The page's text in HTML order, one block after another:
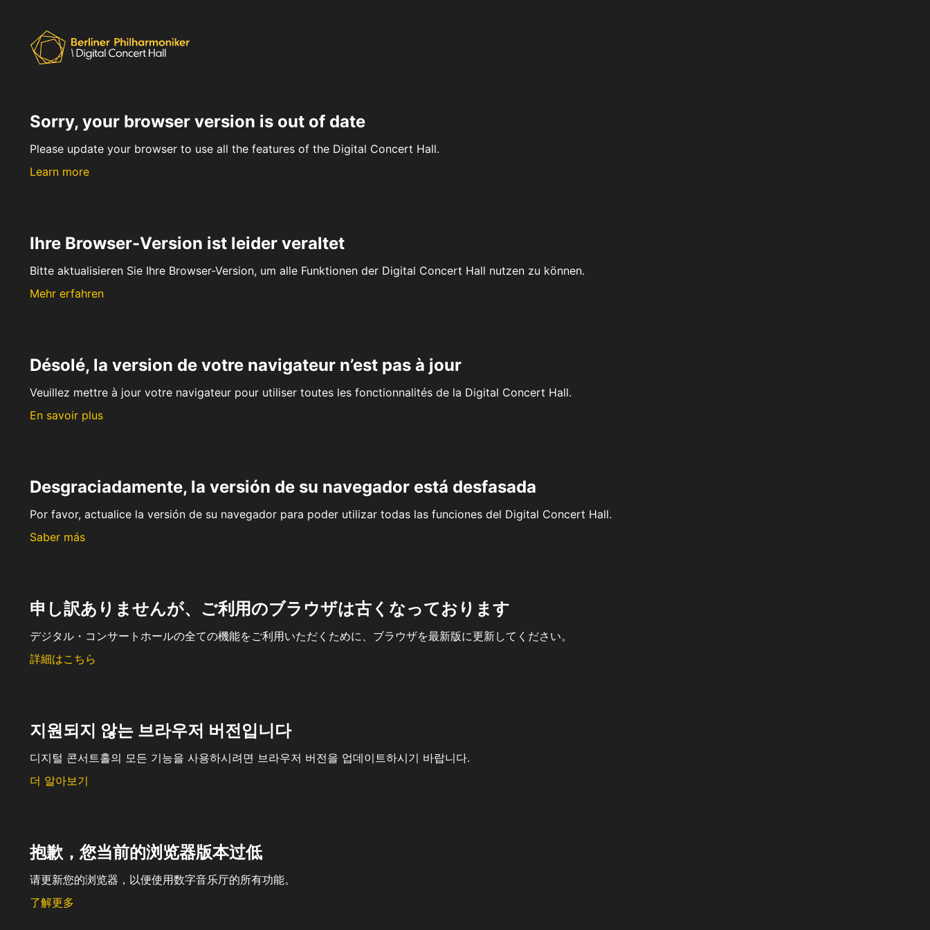
Sorry, your browser version is out of date
Please update your browser to use all the features of the Digital Concert Hall.
Learn more
Ihre Browser-Version ist leider veraltet
Bitte aktualisieren Sie Ihre Browser-Version, um alle Funktionen der Digital Concert Hall nutzen zu können.
Mehr erfahren
Désolé, la version de votre navigateur n’est pas à jour
Veuillez mettre à jour votre navigateur pour utiliser toutes les fonctionnalités de la Digital Concert Hall.
En savoir plus
Desgraciadamente, la versión de su navegador está desfasada
Por favor, actualice la versión de su navegador para poder utilizar todas las funciones del Digital Concert Hall.
Saber más
申し訳ありませんが、ご利用のブラウザは古くなっております
デジタル・コンサートホールの全ての機能をご利用いただくために、ブラウザを最新版に更新してください。
詳細はこちら
지원되지 않는 브라우저 버전입니다
디지털 콘서트홀의 모든 기능을 사용하시려면 브라우저 버전을 업데이트하시기 바랍니다.
더 알아보기
抱歉，您当前的浏览器版本过低
请更新您的浏览器，以便使用数字音乐厅的所有功能。
了解更多